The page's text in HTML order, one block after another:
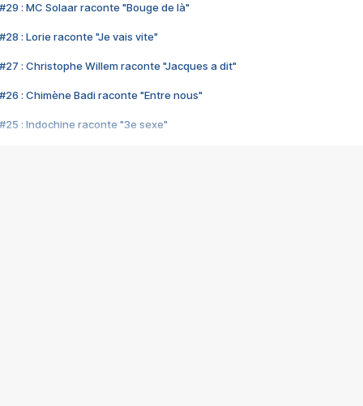
#29 : MC Solaar raconte "Bouge de là"
#28 : Lorie raconte "Je vais vite"
#27 : Christophe Willem raconte "Jacques a dit"
#26 : Chimène Badi raconte "Entre nous"
#25 : Indochine raconte "3e sexe"